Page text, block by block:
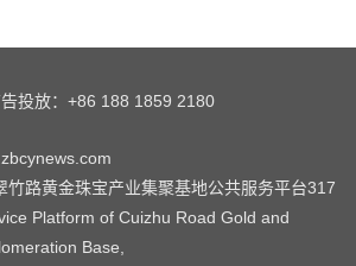
投放：+86 188 1859 2180
竹路黄金珠宝产业集聚基地公共服务平台317
Platform of Cuizhu Road Gold and
Base,